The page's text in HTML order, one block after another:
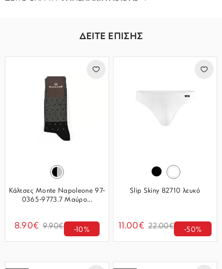
ΔΕΙΤΕ ΕΠΙΣΗΣ
Κάλτσες Monte Napoleone 97-
0365-9773.7 Μαύρο...
8.90€ 9.90€ -10%
Slip Skiny 82710 λευκό
11.00€ 22.00€ -50%